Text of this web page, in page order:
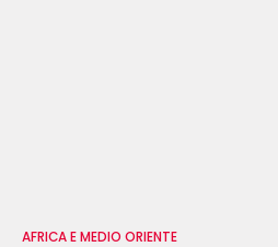
AFRICA E MEDIO ORIENTE